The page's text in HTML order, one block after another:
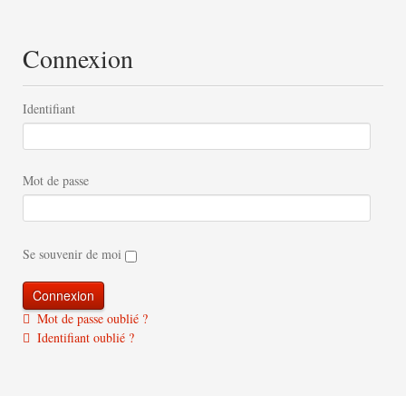
Connexion
Identifiant
Mot de passe
Se souvenir de moi
Mot de passe oublié ?
Identifiant oublié ?